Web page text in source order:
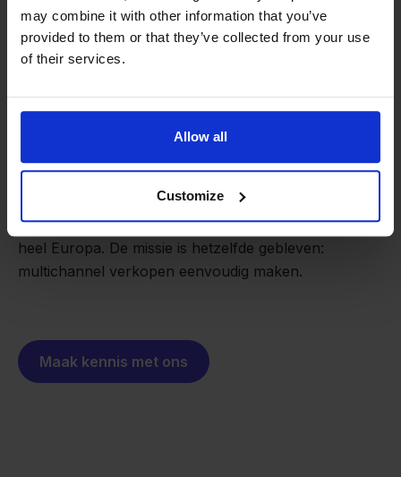
may combine it with other information that you’ve
provided to them or that they’ve collected from your use
of their services.
Allow all
Customize
We groeien gecontroleerd, zonder
investeerders of externe druk.
- Sander, Founder
Van retailer naar
softwarebouwer
Zo is Stockpilot ontstaan. Wat begon als een
oplossing voor ons eigen bedrijf, is inmiddels
uitgegroeid tot een platform voor online verkopers in
heel Europa. De missie is hetzelfde gebleven:
multichannel verkopen eenvoudig maken.
Maak kennis met ons